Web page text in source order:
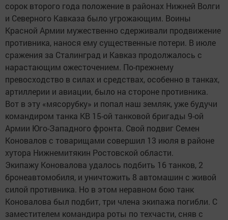
сорок второго года положение в районах Нижней Волги
и Северного Кавказа было угрожающим. Воины
Красной Армии мужественно сдерживали продвижение
противника, нанося ему существенные потери. В июле
сражения за Сталинград и Кавказ продолжалось с
нарастающим ожесточением. По-прежнему
превосходство в силах и средствах, особенно в танках,
артиллерии и авиации, было на стороне противника.
Вот в эту «мясорубку» и попал наш земляк, уже будучи
командиром танка КВ 15-ой танковой бригады 9-ой
Армии Юго-Западного фронта. Свой подвиг Семен
Коновалов с товарищами совершил 13 июля в районе
хутора Нижнемитякин Ростовской области.
Экипажу Коновалова удалось подбить 16 танков, 2
бронеавтомобиля, и уничтожить 8 автомашин с живой
силой противника. Но в этом неравном бою танк
Коновалова был подбит, три члена экипажа погибли. С
заместителем командира роты по техчасти, сняв с